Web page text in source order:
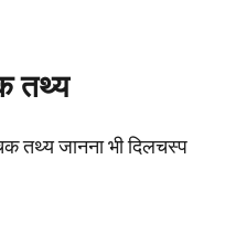
तथ्य
तथ्य जानना भी दिलचस्प